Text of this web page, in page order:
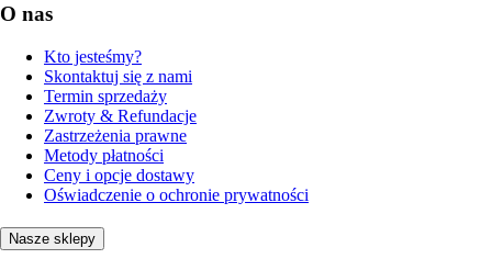
O nas
Kto jesteśmy?
Skontaktuj się z nami
Termin sprzedaży
Zwroty & Refundacje
Zastrzeżenia prawne
Metody płatności
Ceny i opcje dostawy
Oświadczenie o ochronie prywatności
Nasze sklepy